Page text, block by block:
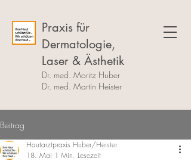
Praxis für
Dermatologie,
Laser & Ästhetik
Dr. med. Moritz Huber
Dr. med. Martin Heister
Beitrag
Hautarztpraxis Huber/Heister
18. Mai 1 Min. Lesezeit